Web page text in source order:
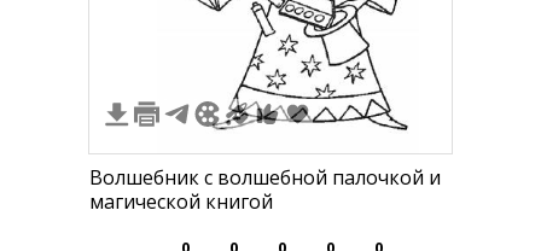
Волшебник с волшебной палочкой и
магической книгой